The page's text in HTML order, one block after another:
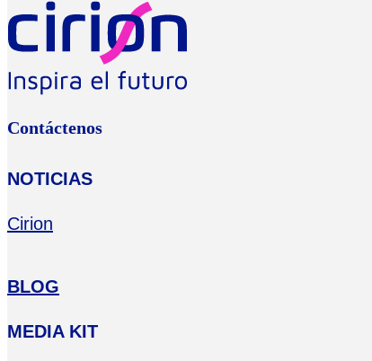
Contáctenos
NOTICIAS
Cirion
BLOG
MEDIA KIT